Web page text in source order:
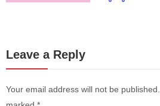
Leave a Reply
Your email address will not be published.